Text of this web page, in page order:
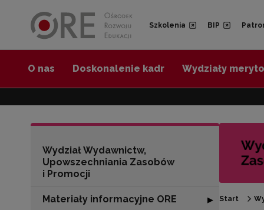
Szkolenia BIP
O nas Doskonalenie kadr Wydziały
Wydział Wydawnictw,
Upowszechniania Zasobów
i Promocji
Materiały informacyjne ORE Rozwiń sekcję
▶ Start